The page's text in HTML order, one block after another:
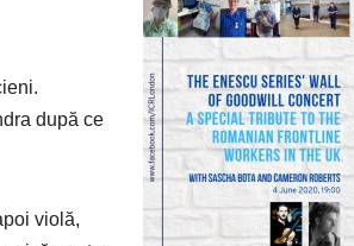
după ce
violă,